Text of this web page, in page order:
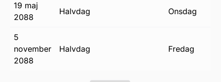
19 maj
2088
halvdag onsdag
5
november
2088
halvdag fredag